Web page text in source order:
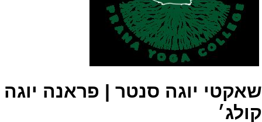
שאקטי יוגה סנטר | פראנה יוגה
קולג׳